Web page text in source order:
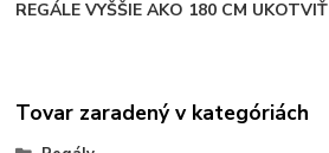
REGÁLE VYŠŠIE AKO 180 CM UKOTVIŤ
Tovar zaradený v kategóriách